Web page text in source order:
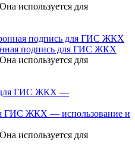
используется для
подпись для ГИС ЖКХ
используется для
ГИС ЖКХ — использование и
используется для